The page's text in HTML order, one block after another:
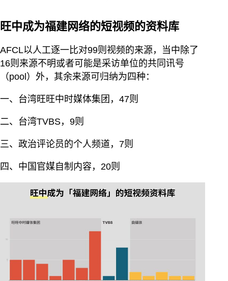
旺中成为福建网络的短视频的资料库
AFCL以人工逐一比对99则视频的来源，当中除了
16则来源不明或者可能是采访单位的共同讯号
（pool）外，其余来源可归纳为四种：
一、台湾旺旺中时媒体集团，47则
二、台湾TVBS，9则
三、政治评论员的个人频道，7则
四、中国官媒自制内容，20则